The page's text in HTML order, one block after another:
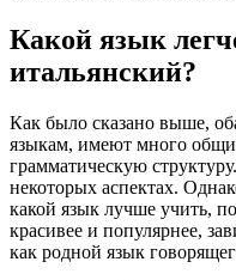
Какой язык
итальянский?
Как было сказано выше,
языкам, имеют много
грамматическую
некоторых аспектах.
какой язык лучше учить,
красивее и популярнее,
как родной язык